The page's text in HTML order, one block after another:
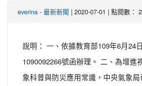
everina - 最新新聞 | 2020-07-01 | 點閱數：
說明： 一、依據教育部109年6月24
1090092266號函辦理。 二、為增進
象科普與防災應用常識，中央氣象